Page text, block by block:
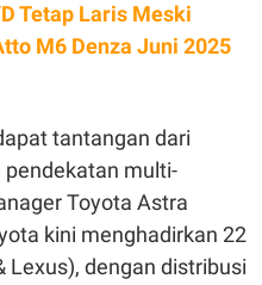
Tetap Laris Meski
M6 Denza Juni 2025
tantangan dari
multi-
Toyota Astra
kini menghadirkan 22
Lexus), dengan distribusi